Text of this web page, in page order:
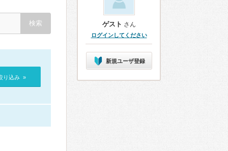
り込み »
ゲスト さん
ログインしてください
新規ユーザ登録